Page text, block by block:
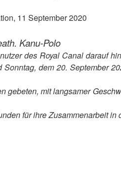
11 September 2020
Kanu-Polo
des Royal Canal darauf
Sonntag, dem 20. September
gebeten, mit langsamer
für ihre Zusammenarbeit in